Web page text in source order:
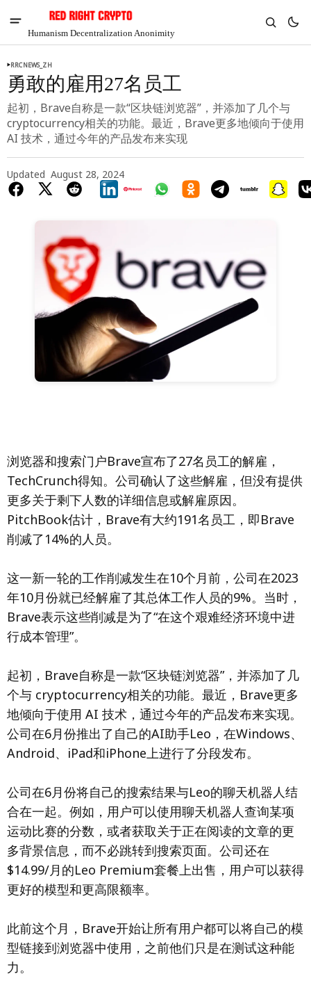
Humanism Decentralization Anonimity
Chia
$1.40
-6.81%
RRCNEWS_ZH
勇敢的雇用27名员工
起初，Brave自称是一款“区块链浏览器”，并添加了几个与
cryptocurrency相关的功能。最近，Brave更多地倾向于使用
AI 技术，通过今年的产品发布来实现
Updated August 28, 2024
浏览器和搜索门户Brave宣布了27名员工的解雇，
TechCrunch得知。公司确认了这些解雇，但没有提供
更多关于剩下人数的详细信息或解雇原因。
PitchBook估计，Brave有大约191名员工，即Brave
削减了14%的人员。
这一新一轮的工作削减发生在10个月前，公司在2023
年10月份就已经解雇了其总体工作人员的9%。当时，
Brave表示这些削减是为了“在这个艰难经济环境中进
行成本管理”。
起初，Brave自称是一款“区块链浏览器”，并添加了几
个与 cryptocurrency相关的功能。最近，Brave更多
地倾向于使用 AI 技术，通过今年的产品发布来实现。
公司在6月份推出了自己的AI助手Leo，在Windows、
Android、iPad和iPhone上进行了分段发布。
公司在6月份将自己的搜索结果与Leo的聊天机器人结
合在一起。例如，用户可以使用聊天机器人查询某项
运动比赛的分数，或者获取关于正在阅读的文章的更
多背景信息，而不必跳转到搜索页面。公司还在
$14.99/月的Leo Premium套餐上出售，用户可以获得
更好的模型和更高限额率。
此前这个月，Brave开始让所有用户都可以将自己的模
型链接到浏览器中使用，之前他们只是在测试这种能
力。